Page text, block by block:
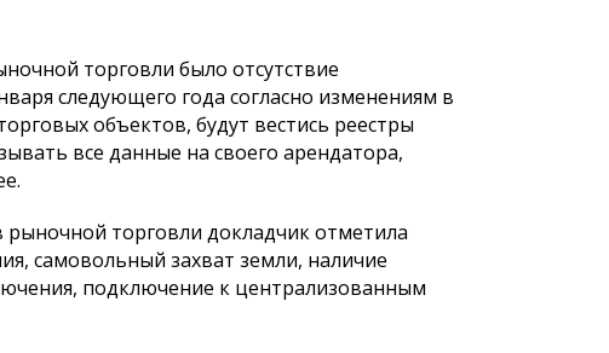
торговли было отсутствие
следующего года согласно изменениям в
объектов, будут вестись реестры
все данные на своего арендатора,
торговли докладчик отметила
самовольный захват земли, наличие
подключение к централизованным